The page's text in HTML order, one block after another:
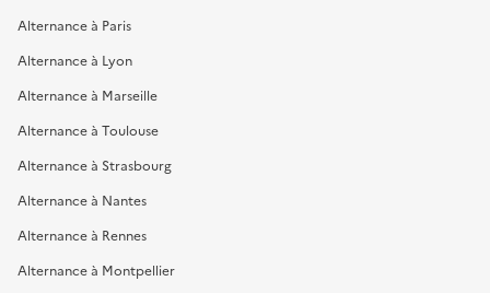
Alternance à Paris
Alternance à Lyon
Alternance à Marseille
Alternance à Toulouse
Alternance à Strasbourg
Alternance à Nantes
Alternance à Rennes
Alternance à Montpellier